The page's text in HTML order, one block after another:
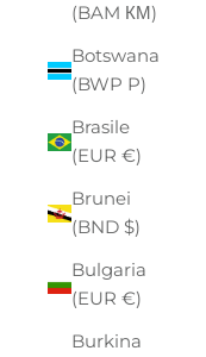
(BAM КМ)
Botswana
(BWP P)
Brasile
(EUR €)
Brunei
(BND $)
Bulgaria
(EUR €)
Burkina